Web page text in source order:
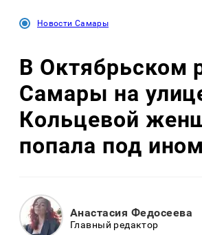
Новости Самары
В Октябрьском
Самары на
Кольцевой
попала под
Анастасия Федосеева
Главный редактор